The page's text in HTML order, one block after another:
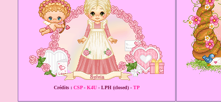
Crédits : CSP- K4U - LPH (closed) - TP